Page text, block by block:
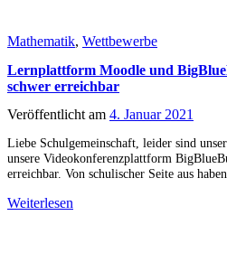
Mathematik, Wettbewerbe
Lernplattform Moodle und
schwer erreichbar
Veröffentlicht am 4. Januar 2021
Liebe Schulgemeinschaft, leider sind
unsere Videokonferenzplattform
erreichbar. Von schulischer Seite aus haben
Weiterlesen